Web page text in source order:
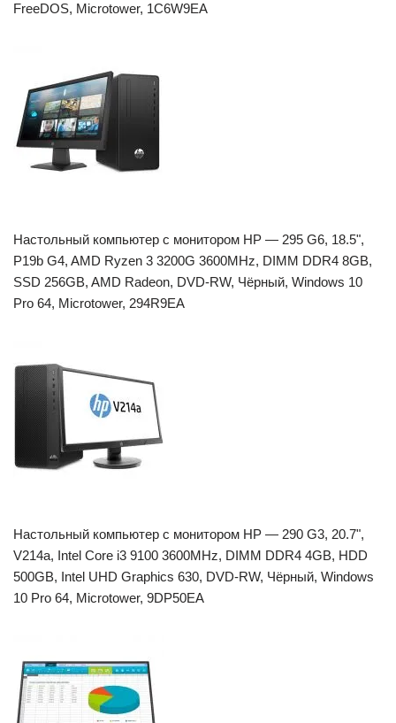
FreeDOS, Microtower, 1C6W9EA
Настольный компьютер с монитором HP — 295 G6, 18.5",
P19b G4, AMD Ryzen 3 3200G 3600MHz, DIMM DDR4 8GB,
SSD 256GB, AMD Radeon, DVD-RW, Чёрный, Windows 10
Pro 64, Microtower, 294R9EA
Настольный компьютер с монитором HP — 290 G3, 20.7",
V214a, Intel Core i3 9100 3600MHz, DIMM DDR4 4GB, HDD
500GB, Intel UHD Graphics 630, DVD-RW, Чёрный, Windows
10 Pro 64, Microtower, 9DP50EA